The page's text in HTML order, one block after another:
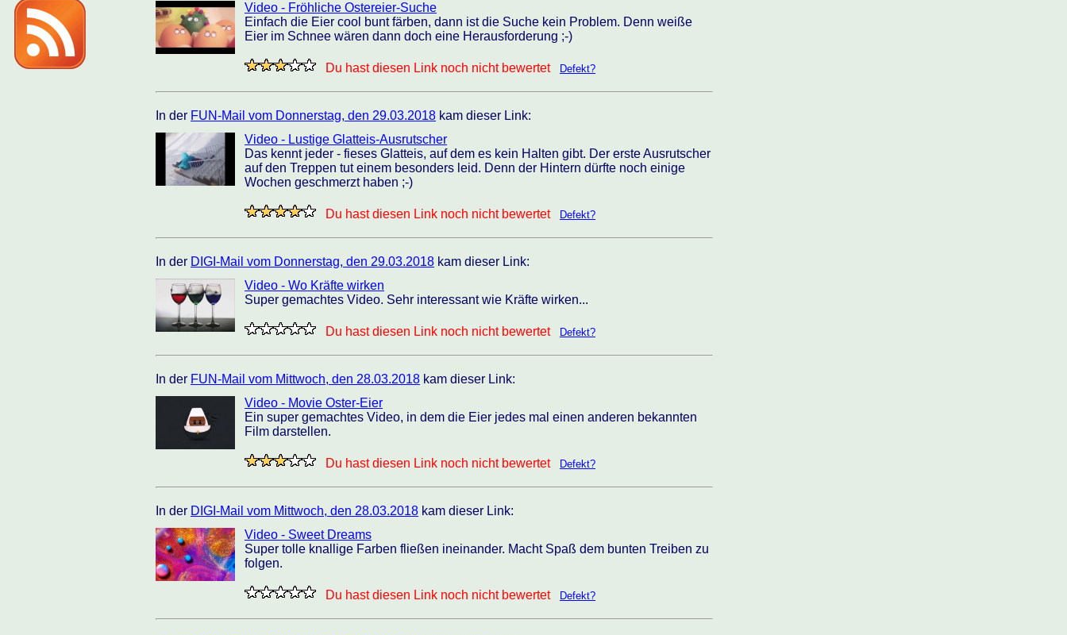
Video - Fröhliche Ostereier-Suche
Einfach die Eier cool bunt färben, dann ist die Suche kein Problem. Denn weiße
Eier im Schnee wären dann doch eine Herausforderung ;-)
Du hast diesen Link noch nicht bewertet Defekt?
In der FUN-Mail vom Donnerstag, den 29.03.2018 kam dieser Link:
Video - Lustige Glatteis-Ausrutscher
Das kennt jeder - fieses Glatteis, auf dem es kein Halten gibt. Der erste Ausrutscher
auf den Treppen tut einem besonders leid. Denn der Hintern dürfte noch einige
Wochen geschmerzt haben ;-)
Du hast diesen Link noch nicht bewertet Defekt?
In der DIGI-Mail vom Donnerstag, den 29.03.2018 kam dieser Link:
Video - Wo Kräfte wirken
Super gemachtes Video. Sehr interessant wie Kräfte wirken...
Du hast diesen Link noch nicht bewertet Defekt?
In der FUN-Mail vom Mittwoch, den 28.03.2018 kam dieser Link:
Video - Movie Oster-Eier
Ein super gemachtes Video, in dem die Eier jedes mal einen anderen bekannten
Film darstellen.
Du hast diesen Link noch nicht bewertet Defekt?
In der DIGI-Mail vom Mittwoch, den 28.03.2018 kam dieser Link:
Video - Sweet Dreams
Super tolle knallige Farben fließen ineinander. Macht Spaß dem bunten Treiben zu
folgen.
Du hast diesen Link noch nicht bewertet Defekt?